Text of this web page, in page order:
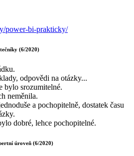
power-bi-prakticky/
(6/2020)
odpovědi na otázky...
bylo srozumitelné.
neměnila.
a pochopitelně, dostatek času
dobré, lehce pochopitelné.
úroveň (6/2020)